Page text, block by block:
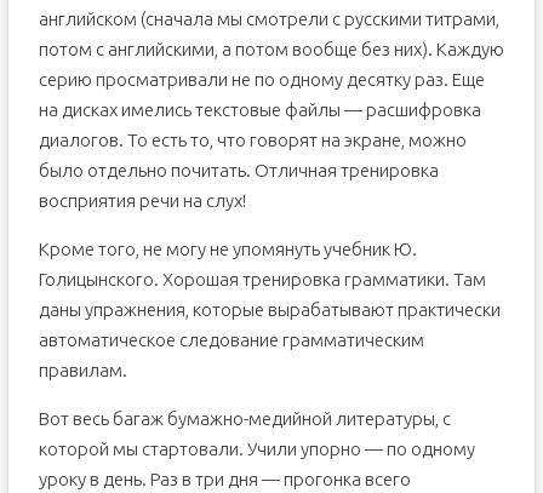
английском (сначала мы смотрели с русскими титрами,
потом с английскими, а потом вообще без них). Каждую
серию просматривали не по одному десятку раз. Еще
на дисках имелись текстовые файлы — расшифровка
диалогов. То есть то, что говорят на экране, можно
было отдельно почитать. Отличная тренировка
восприятия речи на слух!
Кроме того, не могу не упомянуть учебник Ю.
Голицынского. Хорошая тренировка грамматики. Там
даны упражнения, которые вырабатывают практически
автоматическое следование грамматическим
правилам.
Вот весь багаж бумажно-медийной литературы, с
которой мы стартовали. Учили упорно — по одному
уроку в день. Раз в три дня — прогонка всего